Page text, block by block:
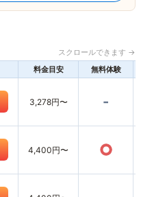
スクロールできます →
料金目安 無料体験
3,278円〜 -
4,400円〜 ○